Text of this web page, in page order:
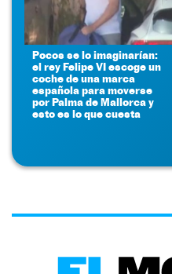
Pocos se lo imaginarían:
el rey Felipe VI escoge un
coche de una marca
española para moverse
por Palma de Mallorca y
esto es lo que cuesta